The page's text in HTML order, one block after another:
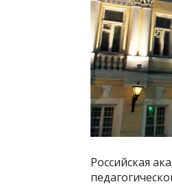
Российская